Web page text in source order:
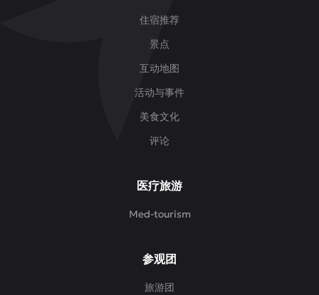
住宿推荐
景点
互动地图
活动与事件
美食文化
评论
医疗旅游
Med-tourism
参观团
旅游团